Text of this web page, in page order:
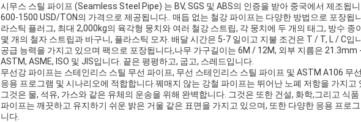
시무스 스틸 파이프 (Seamless Steel Pipe) 는 BV, SGS 및 ABS의 인증을 받아 중국에서 제조됩
600-1500 USD/TON의 가격으로 제공됩니다.. 매듭 없는 철강 파이프는 다양한 방법으로 포장됩
라스틱 플러그, 최대 2,000kg의 육각형 뭉치와 여러 철강 스트립, 각 뭉치에 두 개의 태그, 방수 종
몇 개의 철자 스트립과 바구니, 플라스틱 모자. 배달 시간은 5-7 일이고 지불 조건은 T / T, L / C입
공급 능력을 가지고 있으며 팩으로 포장됩니다,나무 가구길이는 6M / 12M, 외부 지름은
ASTM, ASME, ISO 및 JIS입니다. 끝은 평평하고, 굽고, 스레드입니다.
무선강 파이프는 스테인리스 스틸 무선 파이프, 무선 스테인리스 스틸 파이프 및 ASTM A106 무
응용 프로그램 및 시나리오에 적합합니다.꿰매지 않는 강철 파이프는 뛰어난 노폐 저항을 가지고
그것은 물, 석유, 가스와 같은 유체의 운송을 위해 완벽합니다. 그것은 또한 건설, 화학,그리고 식
파이프는 깨끗하고 유지하기 쉬운 밝은 거울 같은 표면을 가지고 있으며, 또한 다양한 응용 프로
니다.